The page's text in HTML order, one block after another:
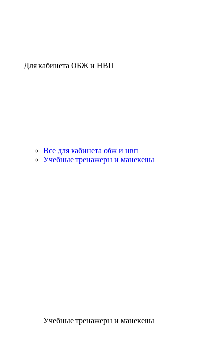
Для кабинета ОБЖ и НВП
Все для кабинета обж и нвп
Учебные тренажеры и манекены
Учебные тренажеры и манекены